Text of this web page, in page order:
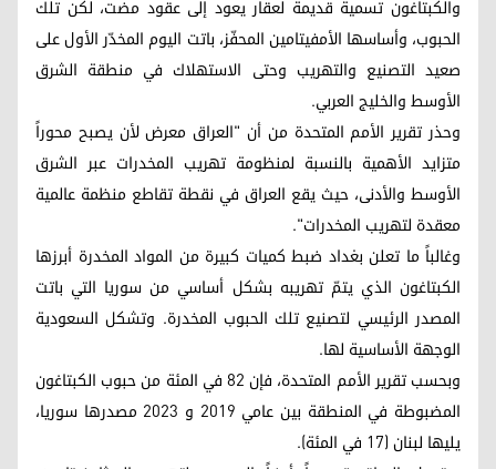
والكبتاغون تسمية قديمة لعقار يعود إلى عقود مضت، لكن تلك
الحبوب، وأساسها الأمفيتامين المحفّز، باتت اليوم المخدّر الأول على
صعيد التصنيع والتهريب وحتى الاستهلاك في منطقة الشرق
الأوسط والخليج العربي.
وحذر تقرير الأمم المتحدة من أن "العراق معرض لأن يصبح محوراً
متزايد الأهمية بالنسبة لمنظومة تهريب المخدرات عبر الشرق
الأوسط والأدنى، حيث يقع العراق في نقطة تقاطع منظمة عالمية
معقدة لتهريب المخدرات".
وغالباً ما تعلن بغداد ضبط كميات كبيرة من المواد المخدرة أبرزها
الكبتاغون الذي يتمّ تهريبه بشكل أساسي من سوريا التي باتت
المصدر الرئيسي لتصنيع تلك الحبوب المخدرة. وتشكل السعودية
الوجهة الأساسية لها.
وبحسب تقرير الأمم المتحدة، فإن 82 في المئة من حبوب الكبتاغون
المضبوطة في المنطقة بين عامي 2019 و 2023 مصدرها سوريا،
يليها لبنان (17 في المئة).